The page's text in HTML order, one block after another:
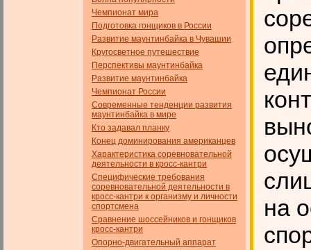
Чемпионат мира
Подготовка гонщиков в России
Развитие маунтинбайка в Чувашии
Кругосветное путешествие
Перспективы маунтинбайка
Развитие маунтинбайка
Чемпионат России
Современные тенденции развития
маунтинбайка в мире
Кто задавал планку
Конец доминирования американцев
Характеристика соревновательной
деятельности в кросс-кантри
Специфические требования
соревновательной деятельности в
кросс-кантри к организму и личности
спортсмена
Сравнение шоссейников и гонщиков
кросс-кантри
Опорно-двигательный аппарат
на